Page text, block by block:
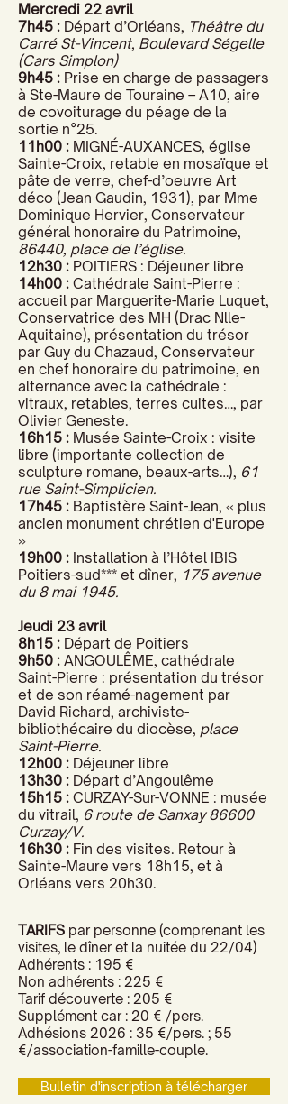
Mercredi 22 avril
7h45 : Départ d’Orléans, Théâtre du
Carré St-Vincent, Boulevard Ségelle
(Cars Simplon)
9h45 : Prise en charge de passagers
à Ste-Maure de Touraine – A10, aire
de covoiturage du péage de la
sortie n°25.
11h00 : MIGNÉ-AUXANCES, église
Sainte-Croix, retable en mosaïque et
pâte de verre, chef-d’oeuvre Art
déco (Jean Gaudin, 1931), par Mme
Dominique Hervier, Conservateur
général honoraire du Patrimoine,
86440, place de l’église.
12h30 : POITIERS : Déjeuner libre
14h00 : Cathédrale Saint-Pierre :
accueil par Marguerite-Marie Luquet,
Conservatrice des MH (Drac Nlle-
Aquitaine), présentation du trésor
par Guy du Chazaud, Conservateur
en chef honoraire du patrimoine, en
alternance avec la cathédrale :
vitraux, retables, terres cuites…, par
Olivier Geneste.
16h15 : Musée Sainte-Croix : visite
libre (importante collection de
sculpture romane, beaux-arts…), 61
rue Saint-Simplicien.
17h45 : Baptistère Saint-Jean, « plus
ancien monument chrétien d'Europe
»
19h00 : Installation à l’Hôtel IBIS
Poitiers-sud*** et dîner, 175 avenue
du 8 mai 1945.
Jeudi 23 avril
8h15 : Départ de Poitiers
9h50 : ANGOULÊME, cathédrale
Saint-Pierre : présentation du trésor
et de son réamé-nagement par
David Richard, archiviste-
bibliothécaire du diocèse, place
Saint-Pierre.
12h00 : Déjeuner libre
13h30 : Départ d’Angoulême
15h15 : CURZAY-Sur-VONNE : musée
du vitrail, 6 route de Sanxay 86600
Curzay/V.
16h30 : Fin des visites. Retour à
Sainte-Maure vers 18h15, et à
Orléans vers 20h30.
TARIFS par personne (comprenant les
visites, le dîner et la nuitée du 22/04)
Adhérents : 195 €
Non adhérents : 225 €
Tarif découverte : 205 €
Supplément car : 20 € /pers.
Adhésions 2026 : 35 €/pers. ; 55
€/association-famille-couple.
Bulletin d'inscription à télécharger